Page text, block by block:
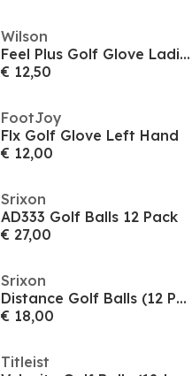
Wilson
Feel Plus Golf Glove Ladies
€ 12,50
FootJoy
Flx Golf Glove Left Hand
€ 12,00
Srixon
AD333 Golf Balls 12 Pack
€ 27,00
Srixon
Distance Golf Balls (12 Pack)
€ 18,00
Titleist